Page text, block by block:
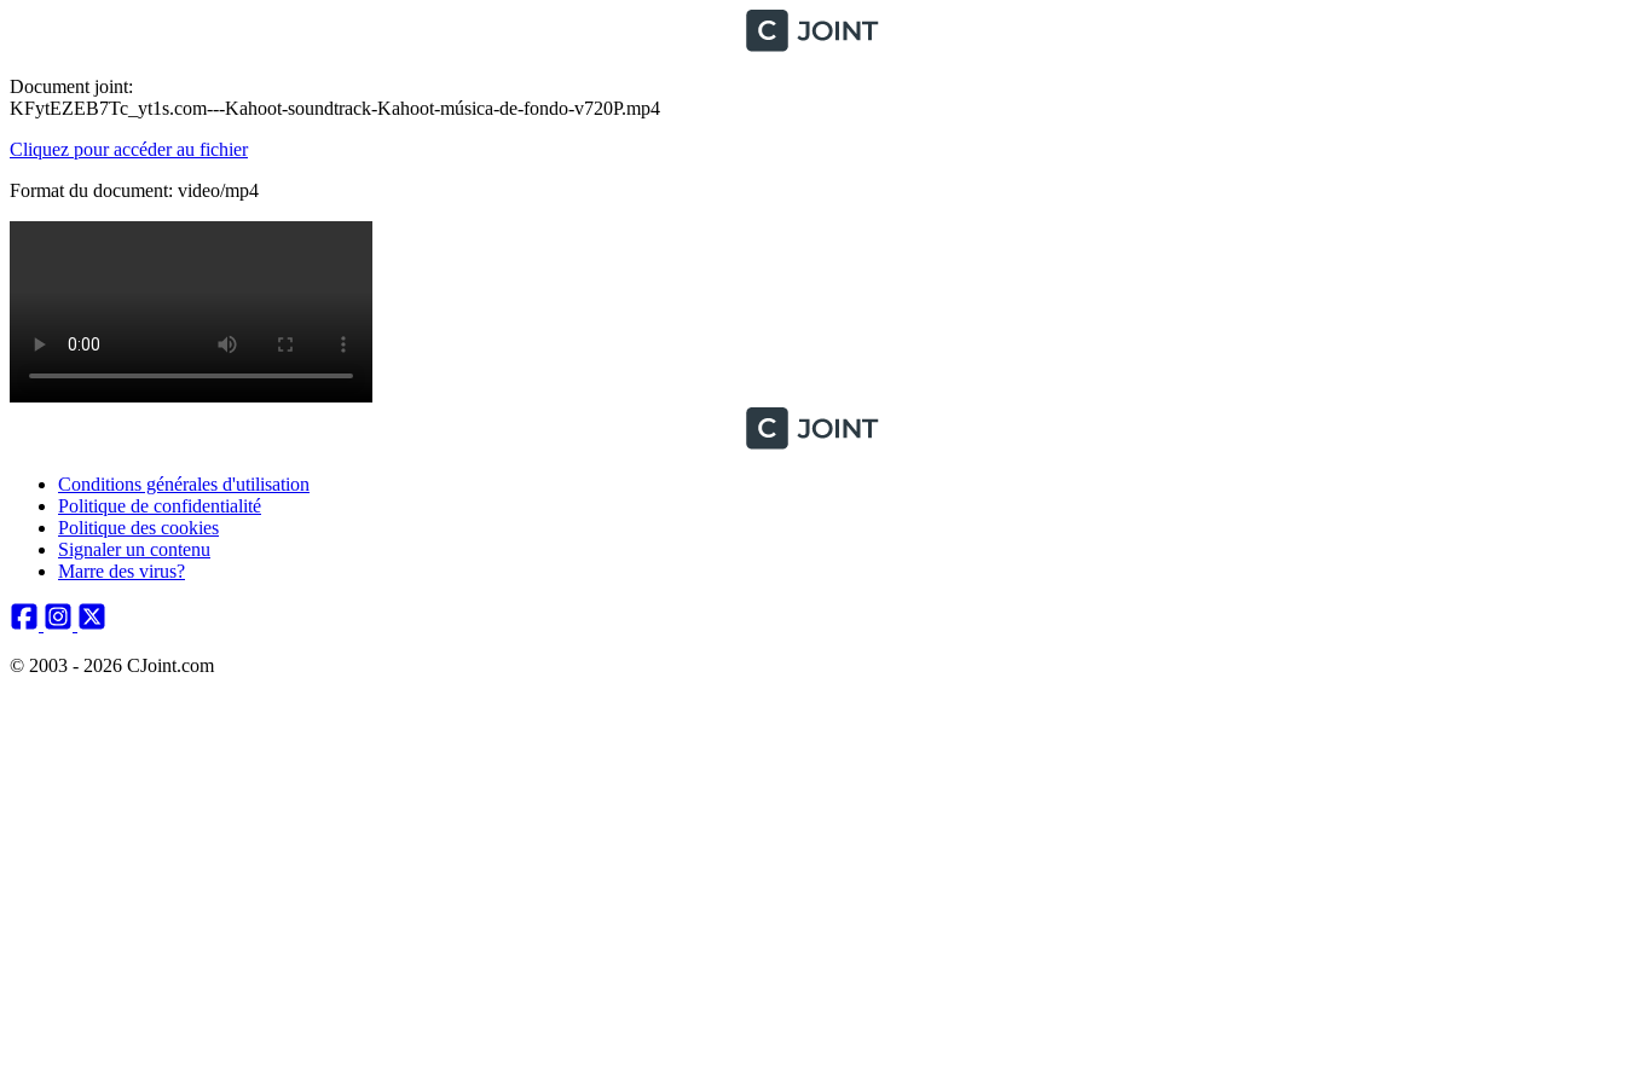
Document joint:
KFytEZEB7Tc_yt1s.com---Kahoot-soundtrack-Kahoot-música-de-fondo-v720P.mp4
Cliquez pour accéder au fichier
Format du document: video/mp4
Conditions générales d'utilisation
Politique de confidentialité
Politique des cookies
Signaler un contenu
Marre des virus?
© 2003 - 2026 CJoint.com